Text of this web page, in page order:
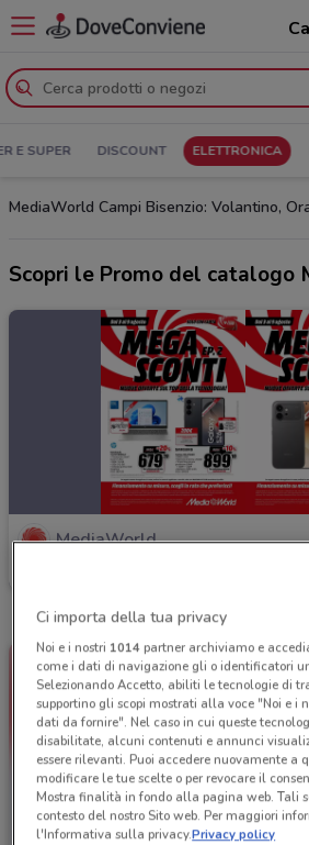
E SUPER DISCOUNT ELETTRONICA
MediaWorld Campi Bisenzio: Volantino,
Scopri le Promo del catalogo
MediaWorld
Ci importa della tua privacy
Noi e i nostri 1014partner archiviamo e
come i dati di navigazione gli o identificatori
Selezionando Accetto, abiliti le tecnologie di
supportino gli scopi mostrati alla voce "Noi e i
dati da fornire". Nel caso in cui queste
disabilitate, alcuni contenuti e annunci
essere rilevanti. Puoi accedere nuovamente a
modificare le tue scelte o per revocare il
Mostra finalità in fondo alla pagina web. Tali
contesto del nostro Sito web. Per maggiori
l'Informativa sulla privacy.Privacy policy